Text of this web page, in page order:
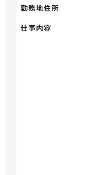
勤務地住所
仕事内容